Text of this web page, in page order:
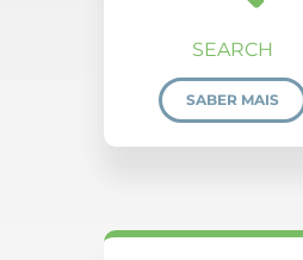
SEARCH
SABER MAIS